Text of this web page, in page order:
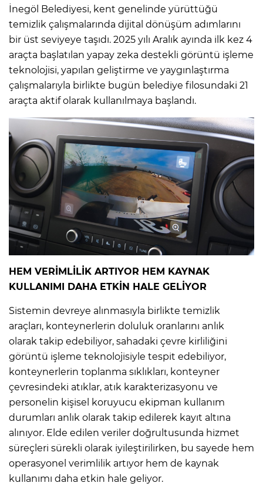
İnegöl Belediyesi, kent genelinde yürüttüğü
temizlik çalışmalarında dijital dönüşüm adımlarını
bir üst seviyeye taşıdı. 2025 yılı Aralık ayında ilk kez 4
araçta başlatılan yapay zeka destekli görüntü işleme
teknolojisi, yapılan geliştirme ve yaygınlaştırma
çalışmalarıyla birlikte bugün belediye filosundaki 21
araçta aktif olarak kullanılmaya başlandı.
HEM VERİMLİLİK ARTIYOR HEM KAYNAK
KULLANIMI DAHA ETKİN HALE GELİYOR
Sistemin devreye alınmasıyla birlikte temizlik
araçları, konteynerlerin doluluk oranlarını anlık
olarak takip edebiliyor, sahadaki çevre kirliliğini
görüntü işleme teknolojisiyle tespit edebiliyor,
konteynerlerin toplanma sıklıkları, konteyner
çevresindeki atıklar, atık karakterizasyonu ve
personelin kişisel koruyucu ekipman kullanım
durumları anlık olarak takip edilerek kayıt altına
alınıyor. Elde edilen veriler doğrultusunda hizmet
süreçleri sürekli olarak iyileştirilirken, bu sayede hem
operasyonel verimlilik artıyor hem de kaynak
kullanımı daha etkin hale geliyor.